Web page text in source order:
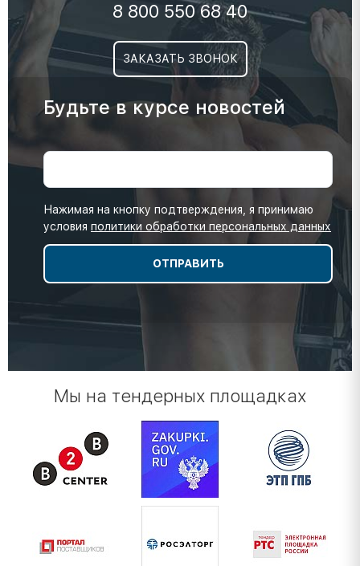
8 800 550 68 40
ЗАКАЗАТЬ ЗВОНОК
Будьте в курсе новостей
Нажимая на кнопку подтверждения, я принимаю
условия политики обработки персональных данных
Мы на тендерных площадках